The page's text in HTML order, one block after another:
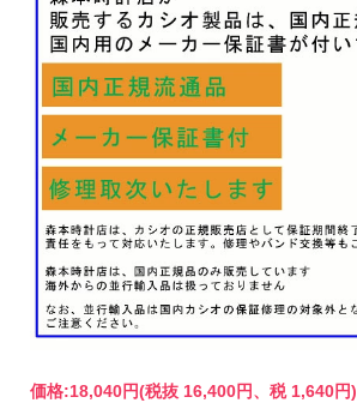
価格:18,040円(税抜 16,400円、税 1,640円)